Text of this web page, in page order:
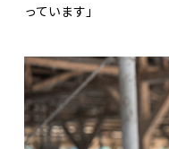
っています」